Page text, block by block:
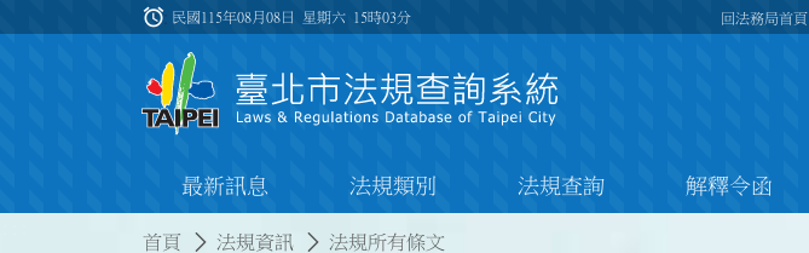
:::
alarm 民國115年08月08日 星期六 15時03分 回法務局首頁
最新訊息 法規類別 法規查詢 解釋令函
首頁 法規資訊 法規所有條文